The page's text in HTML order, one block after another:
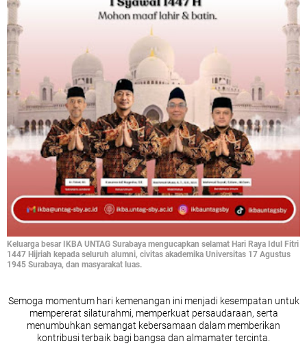
Keluarga besar IKBA UNTAG Surabaya mengucapkan selamat Hari Raya Idul Fitri
1447 Hijriah kepada seluruh alumni, civitas akademika Universitas 17 Agustus
1945 Surabaya, dan masyarakat luas.
Semoga momentum hari kemenangan ini menjadi kesempatan untuk
mempererat silaturahmi, memperkuat persaudaraan, serta
menumbuhkan semangat kebersamaan dalam memberikan
kontribusi terbaik bagi bangsa dan almamater tercinta.